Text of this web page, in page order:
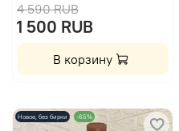
4 590 RUB
1 500 RUB
В корзину
Новое, без бирки -65%